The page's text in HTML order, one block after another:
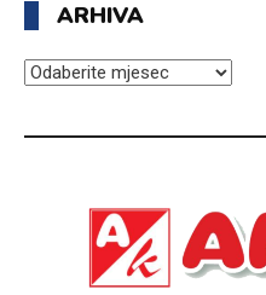
ARHIVA
ARHIVA